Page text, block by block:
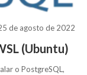
de agosto de 2022
(Ubuntu)
o PostgreSQL,